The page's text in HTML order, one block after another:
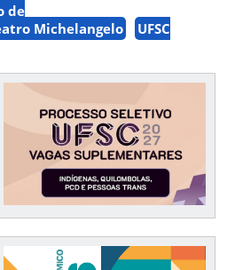
de
Michelangelo
UFSC